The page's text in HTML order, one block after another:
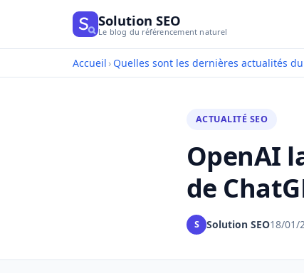
Solution SEO
Le blog du référencement naturel
Accueil › Quelles sont les dernières actualités du
ACTUALITÉ SEO
OpenAI
de
S Solution SEO18/01/